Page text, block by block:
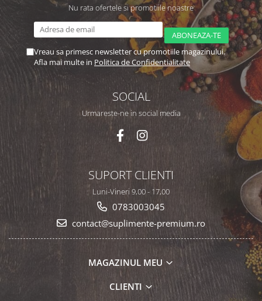
Nu rata ofertele si promotiile noastre
Vreau sa primesc newsletter cu promotiile magazinului.
Afla mai multe in Politica de Confidentialitate
SOCIAL
Urmareste-ne in social media
SUPORT CLIENTI
Luni-Vineri 9,00 - 17,00
0783003045
contact@suplimente-premium.ro
MAGAZINUL MEU
CLIENTI